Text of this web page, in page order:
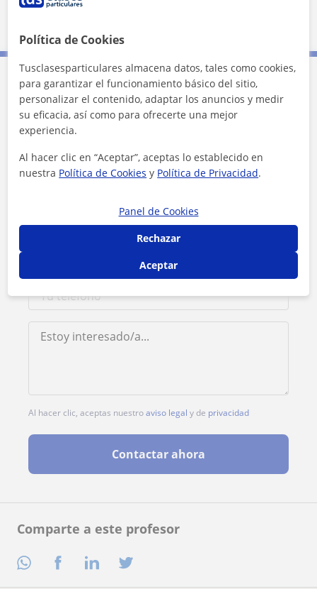
Comparte a este profesor
Contacta con Dawn
Tarifa
1ª clase gratis
Al hacer clic, aceptas nuestroaviso legal y de privacidad
Contactar ahora
Política de Cookies
Tusclasesparticulares almacena datos, tales como cookies,
para garantizar el funcionamiento básico del sitio,
personalizar el contenido, adaptar los anuncios y medir
su eficacia, así como para ofrecerte una mejor
experiencia.
Al hacer clic en “Aceptar”, aceptas lo establecido en
nuestra Política de Cookies y Política de Privacidad.
Panel de Cookies
Rechazar
Aceptar